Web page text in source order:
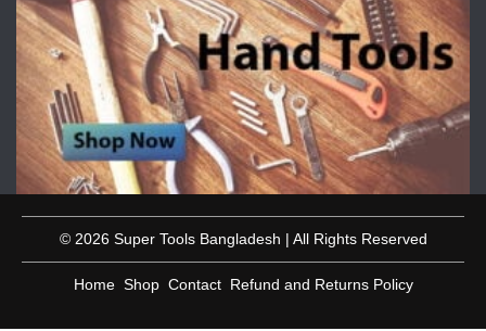
© 2026 Super Tools Bangladesh | All Rights Reserved
Home Shop Contact Refund and Returns Policy